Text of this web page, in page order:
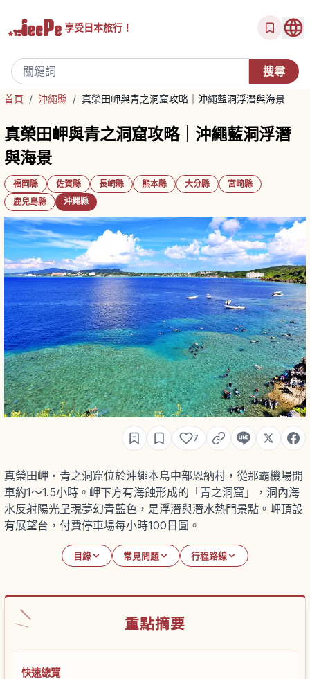
享受日本旅行！
首頁 / 沖繩縣 / 真榮田岬與青之洞窟攻略｜沖繩藍洞浮潛與海景
真榮田岬與青之洞窟攻略｜沖繩藍洞浮潛
與海景
福岡縣 佐賀縣 長崎縣 熊本縣 大分縣
宮崎縣
鹿兒島縣
沖繩縣
7
真榮田岬・青之洞窟位於沖繩本島中部恩納村，從那霸機場開
車約1〜1.5小時。岬下方有海蝕形成的「青之洞窟」，洞內海
水反射陽光呈現夢幻青藍色，是浮潛與潛水熱門景點。岬頂設
有展望台，付費停車場每小時100日圓。
目錄 常見問題 行程路線
重點摘要
快速總覽